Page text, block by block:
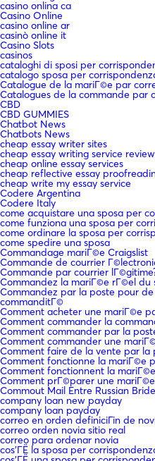
casino onlina ca
Casino Online
casino online ar
casinò online it
Casino Slots
casinos
cataloghi di sposi per
catalogo sposa per
Catalogue de la mariГ©e par
Catalogues de la commande par
CBD
CBD GUMMIES
Chatbot News
Chatbots News
cheap essay writer sites
cheap essay writing service
cheap online essay services
cheap reflective essay
cheap write my essay service
Codere Argentina
Codere Italy
come acquistare una sposa per
come funziona una sposa per
come ordinare la sposa per
come spedire una sposa
Commandage mariГ©e Craigslist
Commande de courrier
Commande par courrier
Commandez la mariГ©e rГ©el du
Commandez par la poste pour de
commanditГ©
Comment acheter une mariГ©e
Comment commander la
Comment commander par la
Comment commander une
Comment faire de la vente par la
Comment fonctionne la mariГ©e
Comment fonctionnent la
Comment prГ©parer une
Commout Mail Entre Russian Bride
company loan new payday
company loan payday
correo en orden definiciГіn de
correo orden novia sitio real
correo para ordenar novia
cos'ГЁ la sposa per